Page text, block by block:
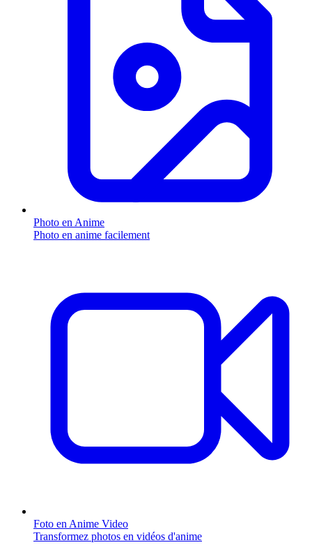
Photo en Anime
Photo en anime facilement
Foto en Anime Video
Transformez photos en vidéos d'anime